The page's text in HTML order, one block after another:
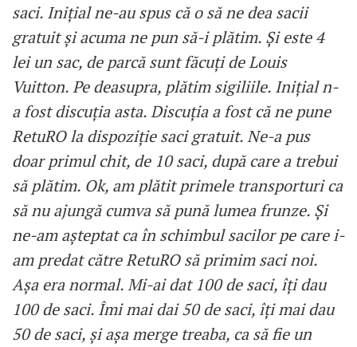
saci. Inițial ne-au spus că o să ne dea sacii
gratuit și acuma ne pun să-i plătim. Și este 4
lei un sac, de parcă sunt făcuți de Louis
Vuitton. Pe deasupra, plătim sigiliile. Inițial n-
a fost discuția asta. Discuția a fost că ne pune
RetuRO la dispoziție saci gratuit. Ne-a pus
doar primul chit, de 10 saci, după care a trebui
să plătim. Ok, am plătit primele transporturi ca
să nu ajungă cumva să pună lumea frunze. Și
ne-am așteptat ca în schimbul sacilor pe care i-
am predat către RetuRO să primim saci noi.
Așa era normal. Mi-ai dat 100 de saci, îți dau
100 de saci. Îmi mai dai 50 de saci, îți mai dau
50 de saci, și așa merge treaba, ca să fie un